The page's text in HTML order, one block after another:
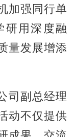
加强同行单
研用深度融
量发展增添
司副总经理
动不仅提供